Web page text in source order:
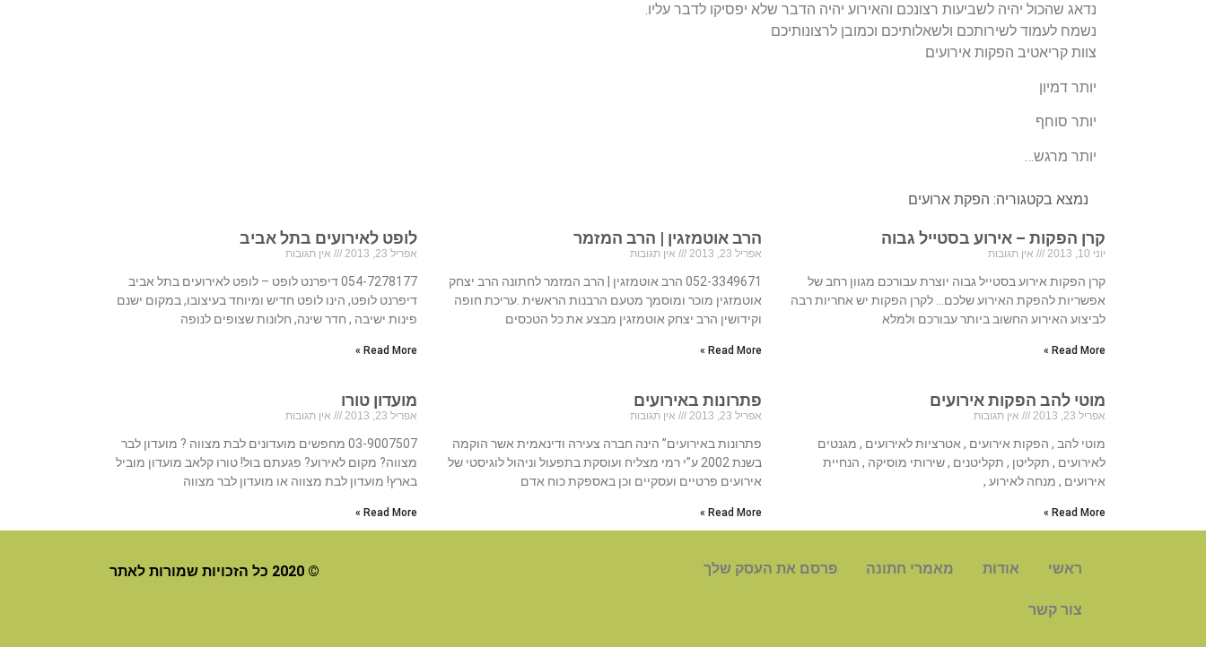
נדאג שהכול יהיה לשביעות רצונכם והאירוע יהיה הדבר שלא יפסיקו לדבר עליו.
נשמח לעמוד לשירותכם ולשאלותיכם וכמובן לרצונותיכם
צוות קריאטיב הפקות אירועים
יותר דמיון
יותר סוחף
יותר מרגש…
נמצא בקטגוריה: הפקת ארועים
קרן הפקות – אירוע בסטייל גבוה
יוני 10, 2013 אין תגובות
קרן הפקות אירוע בסטייל גבוה יוצרת עבורכם מגוון רחב של
אפשריות להפקת האירוע שלכם… לקרן הפקות יש אחריות רבה
לביצוע האירוע החשוב ביותר עבורכם ולמלא
Read More »
הרב אוטמזגין | הרב המזמר
אפריל 23, 2013 אין תגובות
052-3349671 הרב אוטמזגין | הרב המזמר לחתונה הרב יצחק
אוטמזגין מוכר ומוסמך מטעם הרבנות הראשית .עריכת חופה
וקידושין הרב יצחק אוטמזגין מבצע את כל הטכסים
Read More »
לופט לאירועים בתל אביב
אפריל 23, 2013 אין תגובות
054-7278177 דיפרנט לופט – לופט לאירועים בתל אביב
דיפרנט לופט, הינו לופט חדיש ומיוחד בעיצובו, במקום ישנם
פינות ישיבה , חדר שינה, חלונות שצופים לנופה
Read More »
מוטי להב הפקות אירועים
אפריל 23, 2013 אין תגובות
מוטי להב , הפקות אירועים , אטרציות לאירועים , מגנטים
לאירועים , תקליטן , תקליטנים , שירותי מוסיקה , הנחיית
אירועים , מנחה לאירוע ,
Read More »
פתרונות באירועים
אפריל 23, 2013 אין תגובות
פתרונות באירועים” הינה חברה צעירה ודינאמית אשר הוקמה
בשנת 2002 ע”י רמי מצליח ועוסקת בתפעול וניהול לוגיסטי של
אירועים פרטיים ועסקיים וכן באספקת כוח אדם
Read More »
מועדון טורו
אפריל 23, 2013 אין תגובות
03-9007507 מחפשים מועדונים לבת מצווה ? מועדון לבר
מצווה? מקום לאירוע? פגעתם בול! טורו קלאב מועדון מוביל
בארץ! מועדון לבת מצווה או מועדון לבר מצווה
Read More »
ראשי אודות מאמרי חתונה פרסם את העסק שלך
צור קשר
© 2020 כל הזכויות שמורות לאתר